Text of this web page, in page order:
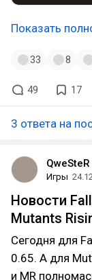
Показать
33 8
49 17
3 ответа на
QweSteR
Игры
Новости
Mutants
Сегодня для
0.65. А для
и MR